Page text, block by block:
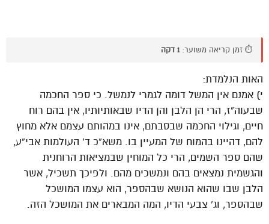
⏱️ זמן קריאה משוער: 1 דקה
האות הנלמדת:
י) אמנם אין המשל דומה לגמרי לנמשל. כי ספר החכמה
שבעוה”ז, הרי הן הלבן והן הדיו שבאותיותיו, אין בהם רוח
חיים, וגילוי החכמה שבסבתם, אינו במהותם עצמם אלא מחוץ
להם, דהיינו בהמוח של המעיין בו. משא”כ ד’ העולמות אבי”ע,
שהם ספר השמים, הרי כל המוחין שבמציאות הרוחנית
והגשמית נמצאים בהם ונמשכים מהם. ולפיכך תשכיל, אשר
הלבן שבו שהוא הנושא שבהספר, הוא עצמו המושכל
שבהספר, וג’ צבעי הדיו, המה המבארים את המושכל הזה.